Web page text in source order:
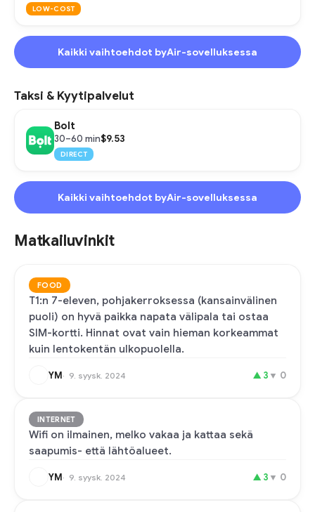
LOW-COST
Kaikki vaihtoehdot byAir-sovelluksessa
Taksi & Kyytipalvelut
Bolt
30–60 min$9.53
DIRECT
Kaikki vaihtoehdot byAir-sovelluksessa
Matkailuvinkit
FOOD
T1:n 7-eleven, pohjakerroksessa (kansainvälinen
puoli) on hyvä paikka napata välipala tai ostaa
SIM-kortti. Hinnat ovat vain hieman korkeammat
kuin lentokentän ulkopuolella.
YM 9. syysk. 2024 ▲ 3 ▼ 0
INTERNET
Wifi on ilmainen, melko vakaa ja kattaa sekä
saapumis- että lähtöalueet.
YM 9. syysk. 2024 ▲ 3 ▼ 0